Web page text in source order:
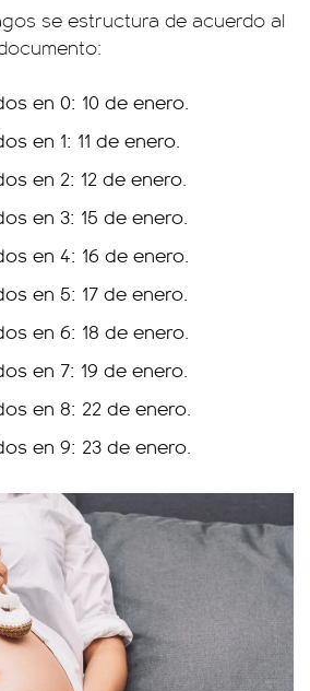
se estructura de acuerdo al
en 0: 10 de enero.
en 1: 11 de enero.
en 2: 12 de enero.
en 3: 15 de enero.
en 4: 16 de enero.
en 5: 17 de enero.
en 6: 18 de enero.
en 7: 19 de enero.
en 8: 22 de enero.
en 9: 23 de enero.